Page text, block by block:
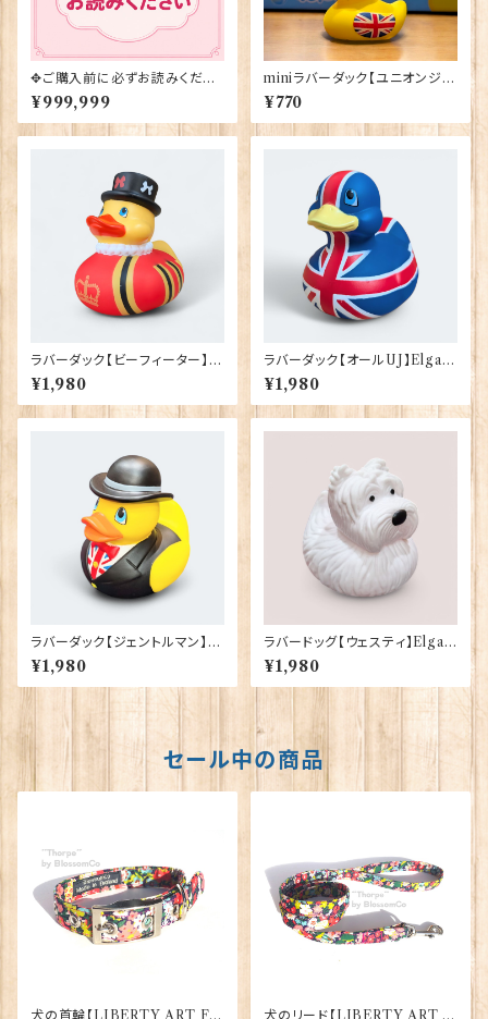
✥ご購入前に必ずお読みくださ
い✥
¥999,999
miniラバーダック【ユニオンジャ
ック】Elgate Products 9039
2
¥770
ラバーダック【ビーフィーター】El
gate Products 90388
¥1,980
ラバーダック【オールUJ】Elgate
Products 90386
¥1,980
ラバーダック【ジェントルマン】El
gate Products 90387
¥1,980
ラバードッグ【ウェスティ】Elgat
e Products 90384
¥1,980
セール中の商品
犬の首輪【LIBERTY ART FA 犬のリード【LIBERTY ART F